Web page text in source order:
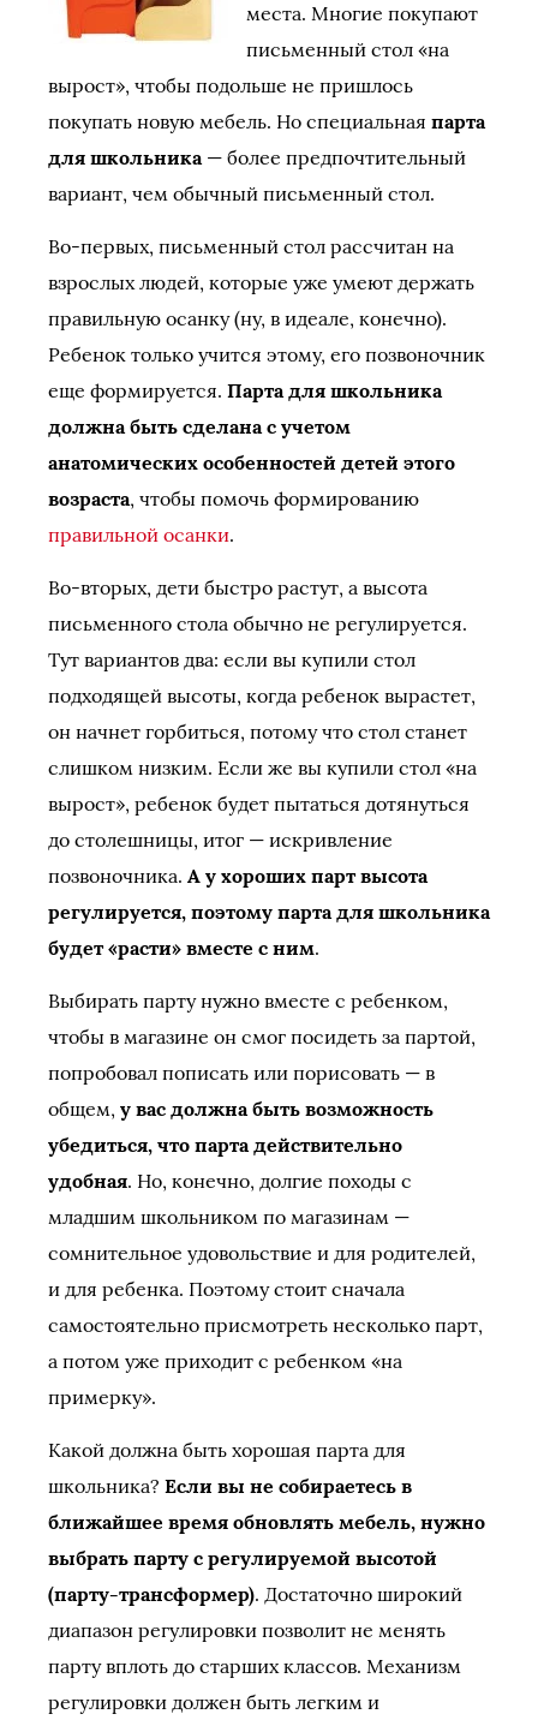
места. Многие покупают
письменный стол «на
вырост», чтобы подольше не пришлось
покупать новую мебель. Но специальная парта
для школьника— более предпочтительный
вариант, чем обычный письменный стол.
Во-первых, письменный стол рассчитан на
взрослых людей, которые уже умеют держать
правильную осанку (ну, в идеале, конечно).
Ребенок только учится этому, его позвоночник
еще формируется. Парта для школьника
должна быть сделана с учетом
анатомических особенностей детей этого
возраста, чтобы помочь формированию
правильной осанки.
Во-вторых, дети быстро растут, а высота
письменного стола обычно не регулируется.
Тут вариантов два: если вы купили стол
подходящей высоты, когда ребенок вырастет,
он начнет горбиться, потому что стол станет
слишком низким. Если же вы купили стол «на
вырост», ребенок будет пытаться дотянуться
до столешницы, итог — искривление
позвоночника. А у хороших парт высота
регулируется, поэтому парта для школьника
будет «расти» вместе с ним.
Выбирать парту нужно вместе с ребенком,
чтобы в магазине он смог посидеть за партой,
попробовал пописать или порисовать — в
общем, у вас должна быть возможность
убедиться, что парта действительно
удобная. Но, конечно, долгие походы с
младшим школьником по магазинам —
сомнительное удовольствие и для родителей,
и для ребенка. Поэтому стоит сначала
самостоятельно присмотреть несколько парт,
а потом уже приходит с ребенком «на
примерку».
Какой должна быть хорошая парта для
школьника? Если вы не собираетесь в
ближайшее время обновлять мебель, нужно
выбрать парту с регулируемой высотой
(парту-трансформер). Достаточно широкий
диапазон регулировки позволит не менять
парту вплоть до старших классов. Механизм
регулировки должен быть легким и